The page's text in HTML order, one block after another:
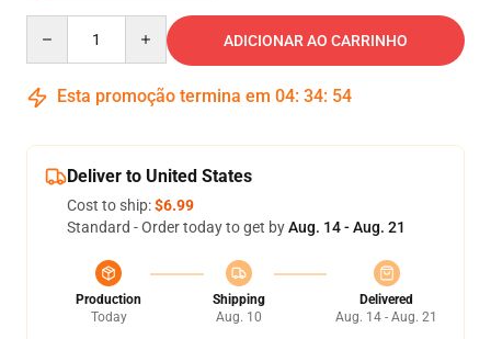
ADICIONAR AO CARRINHO
Esta promoção termina em 04: 34: 54
Deliver to United States
Cost to ship:$6.99
Standard - Order today to get byAug. 14 - Aug. 21
Production
Today
Shipping
Aug. 10
Delivered
Aug. 14 - Aug. 21